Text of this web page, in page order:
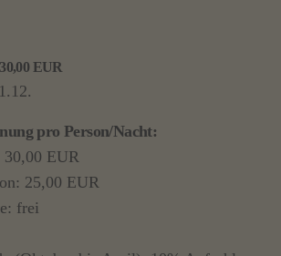
EUR
pro Person/Nacht:
30,00 EUR
25,00 EUR
frei